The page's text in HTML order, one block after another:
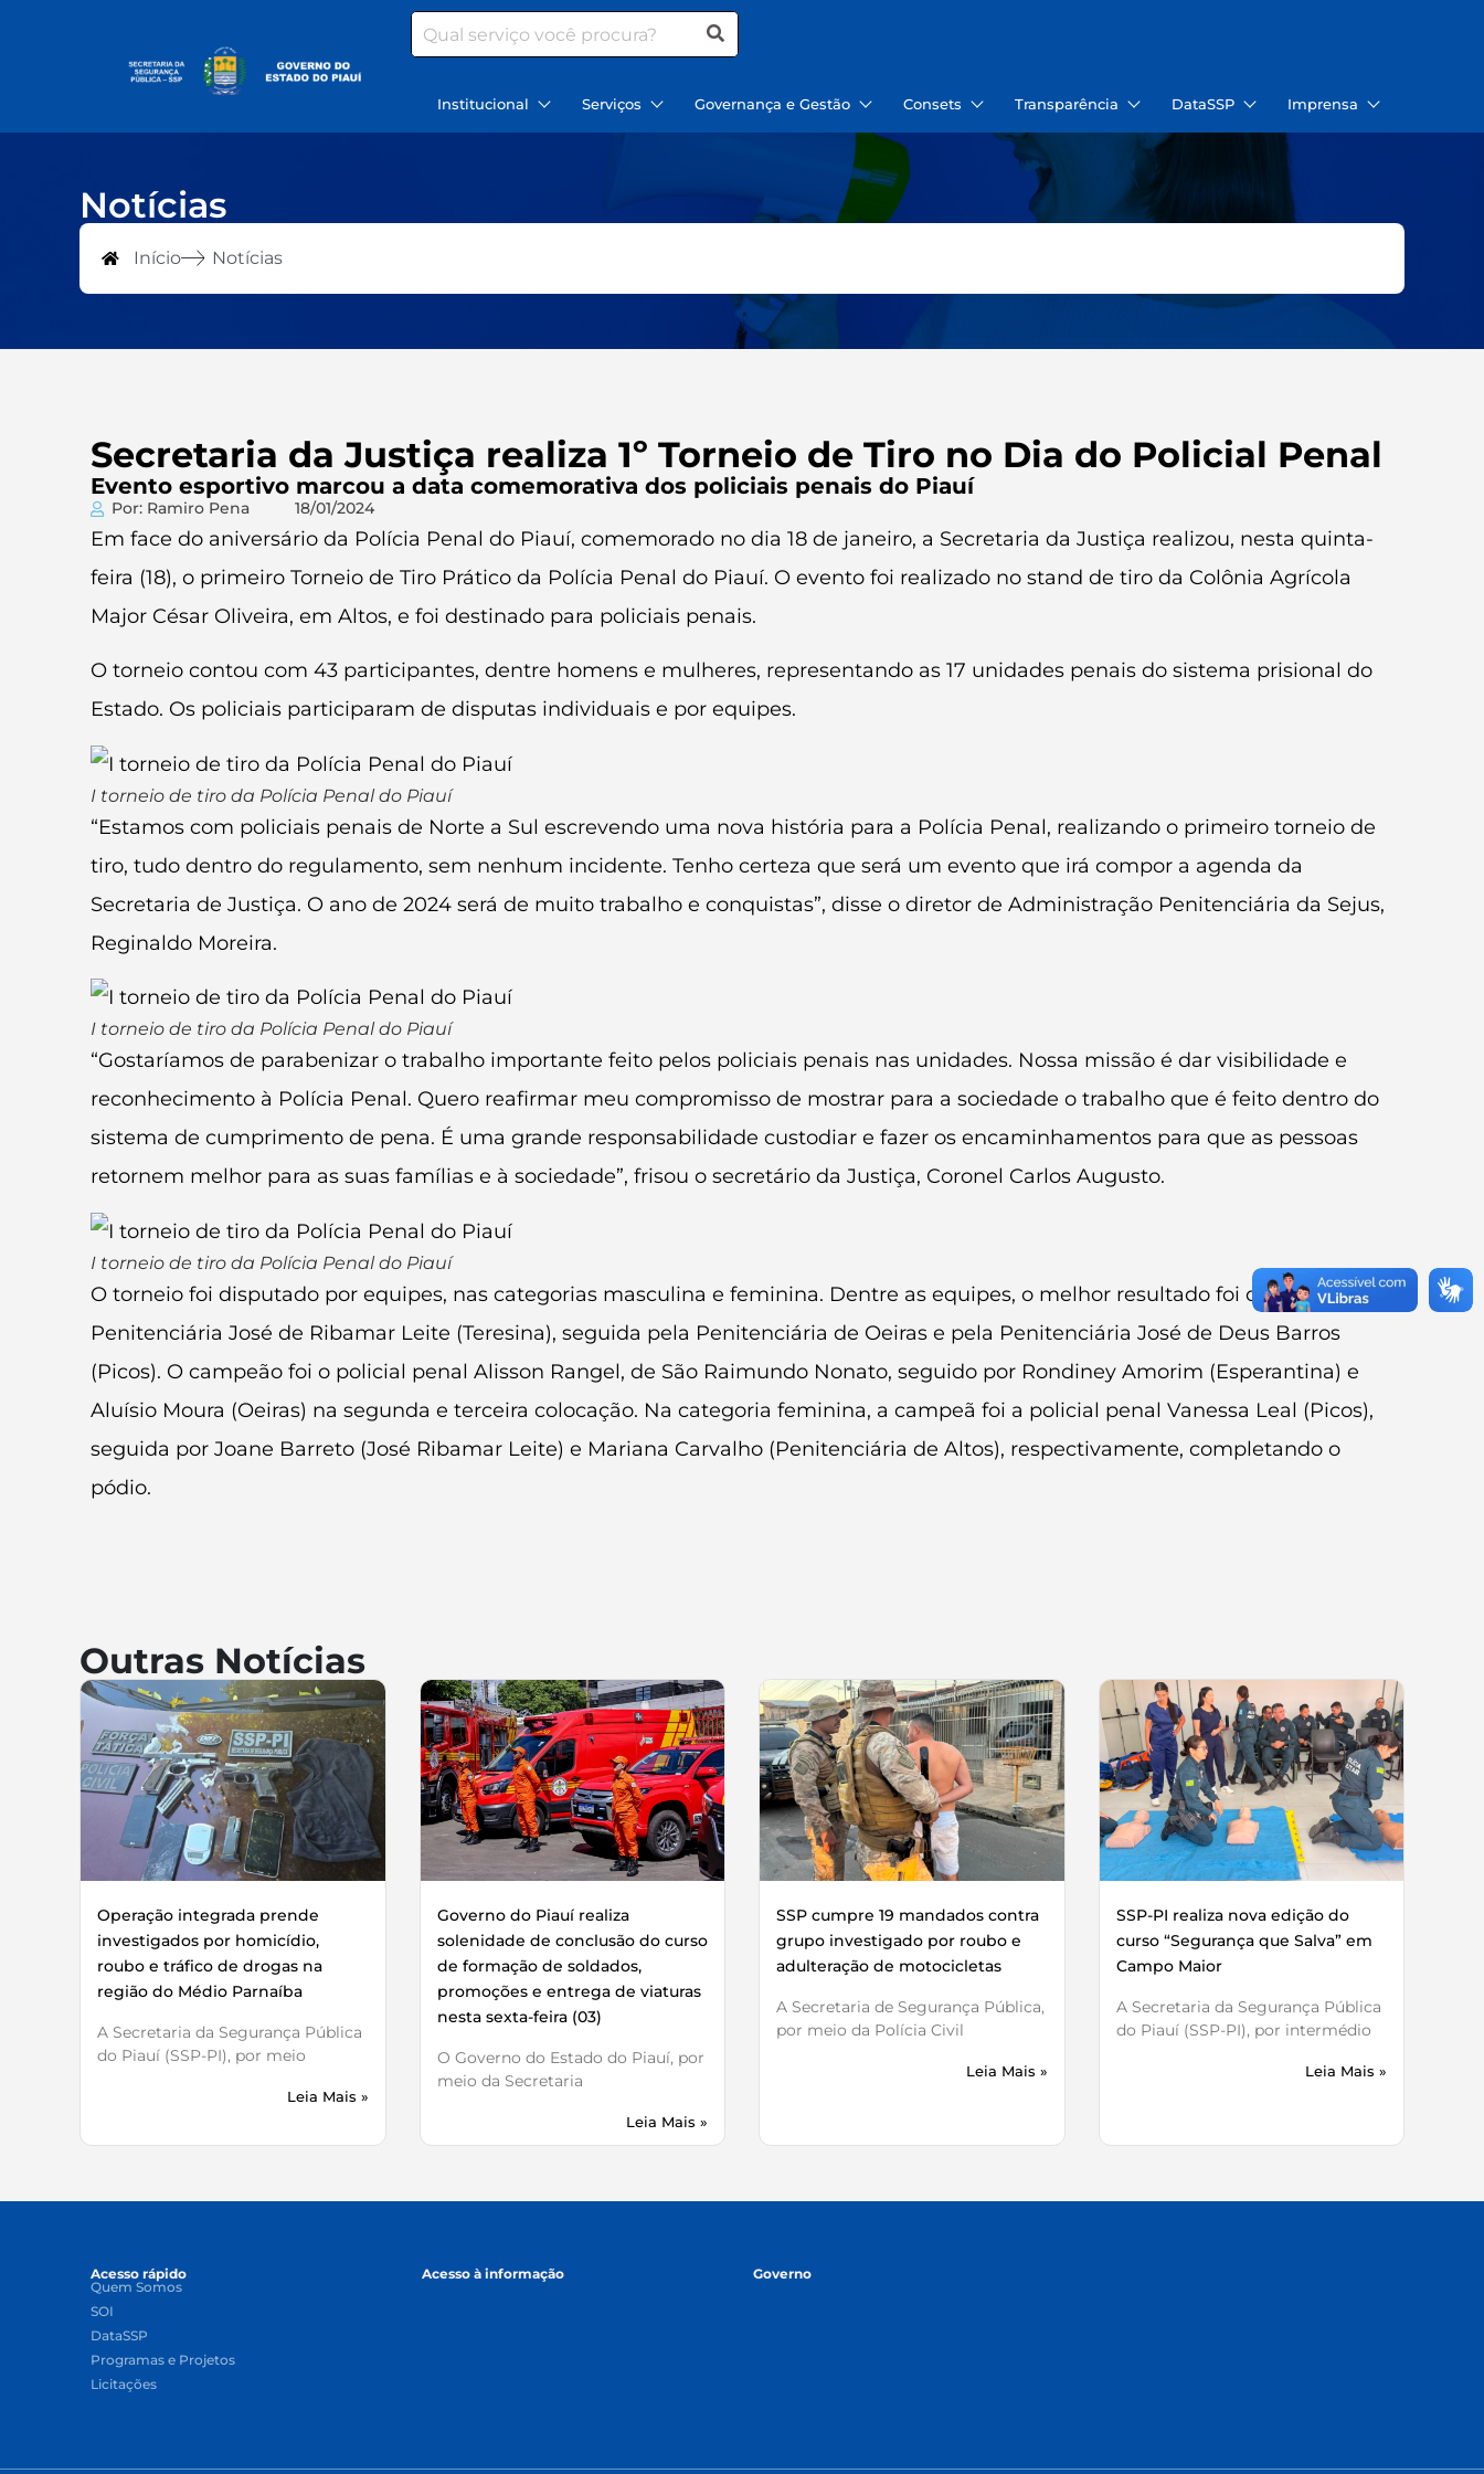
Search
Institucional Serviços Governança e Gestão Consets Transparência DataSSP Imprensa
Notícias
Início Notícias
Secretaria da Justiça realiza 1º Torneio de Tiro no Dia do Policial Penal
Evento esportivo marcou a data comemorativa dos policiais penais do Piauí
Por: Ramiro Pena 18/01/2024
Em face do aniversário da Polícia Penal do Piauí, comemorado no dia 18 de janeiro, a Secretaria da Justiça realizou, nesta quinta-
feira (18), o primeiro Torneio de Tiro Prático da Polícia Penal do Piauí. O evento foi realizado no stand de tiro da Colônia Agrícola
Major César Oliveira, em Altos, e foi destinado para policiais penais.
O torneio contou com 43 participantes, dentre homens e mulheres, representando as 17 unidades penais do sistema prisional do
Estado. Os policiais participaram de disputas individuais e por equipes.
I torneio de tiro da Polícia Penal do Piauí
“Estamos com policiais penais de Norte a Sul escrevendo uma nova história para a Polícia Penal, realizando o primeiro torneio de
tiro, tudo dentro do regulamento, sem nenhum incidente. Tenho certeza que será um evento que irá compor a agenda da
Secretaria de Justiça. O ano de 2024 será de muito trabalho e conquistas”, disse o diretor de Administração Penitenciária da Sejus,
Reginaldo Moreira.
I torneio de tiro da Polícia Penal do Piauí
“Gostaríamos de parabenizar o trabalho importante feito pelos policiais penais nas unidades. Nossa missão é dar visibilidade e
reconhecimento à Polícia Penal. Quero reafirmar meu compromisso de mostrar para a sociedade o trabalho que é feito dentro do
sistema de cumprimento de pena. É uma grande responsabilidade custodiar e fazer os encaminhamentos para que as pessoas
retornem melhor para as suas famílias e à sociedade”, frisou o secretário da Justiça, Coronel Carlos Augusto.
I torneio de tiro da Polícia Penal do Piauí
O torneio foi disputado por equipes, nas categorias masculina e feminina. Dentre as equipes, o melhor resultado foi da
Penitenciária José de Ribamar Leite (Teresina), seguida pela Penitenciária de Oeiras e pela Penitenciária José de Deus Barros
(Picos). O campeão foi o policial penal Alisson Rangel, de São Raimundo Nonato, seguido por Rondiney Amorim (Esperantina) e
Aluísio Moura (Oeiras) na segunda e terceira colocação. Na categoria feminina, a campeã foi a policial penal Vanessa Leal (Picos),
seguida por Joane Barreto (José Ribamar Leite) e Mariana Carvalho (Penitenciária de Altos), respectivamente, completando o
pódio.
Outras Notícias
Operação integrada prende
investigados por homicídio,
roubo e tráfico de drogas na
região do Médio Parnaíba
A Secretaria da Segurança Pública
do Piauí (SSP-PI), por meio
Leia Mais »
Governo do Piauí realiza
solenidade de conclusão do curso
de formação de soldados,
promoções e entrega de viaturas
nesta sexta-feira (03)
O Governo do Estado do Piauí, por
meio da Secretaria
Leia Mais »
SSP cumpre 19 mandados contra
grupo investigado por roubo e
adulteração de motocicletas
A Secretaria de Segurança Pública,
por meio da Polícia Civil
Leia Mais »
SSP-PI realiza nova edição do
curso “Segurança que Salva” em
Campo Maior
A Secretaria da Segurança Pública
do Piauí (SSP-PI), por intermédio
Leia Mais »
Acesso rápido
Quem Somos
SOI
DataSSP
Programas e Projetos
Licitações
Acesso à informação Governo